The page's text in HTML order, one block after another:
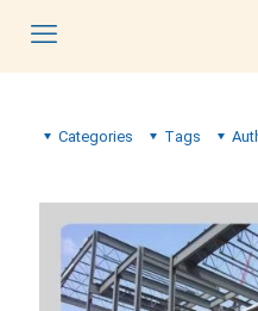
Categories Tags